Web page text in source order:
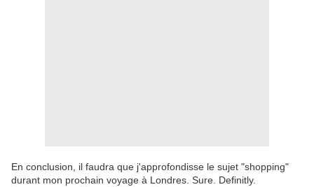
En conclusion, il faudra que j'approfondisse le sujet "shopping"
durant mon prochain voyage à Londres. Sure. Definitly.